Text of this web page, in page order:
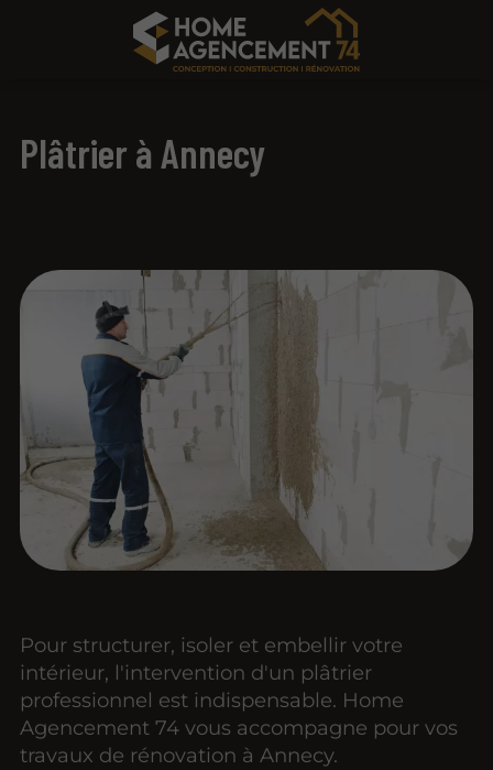
Plâtrier à Annecy
Pour structurer, isoler et embellir votre
intérieur, l'intervention d'un plâtrier
professionnel est indispensable. Home
Agencement 74 vous accompagne pour vos
travaux de rénovation à Annecy.